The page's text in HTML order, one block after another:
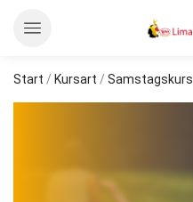
Start / Kursart / Samstagskurs